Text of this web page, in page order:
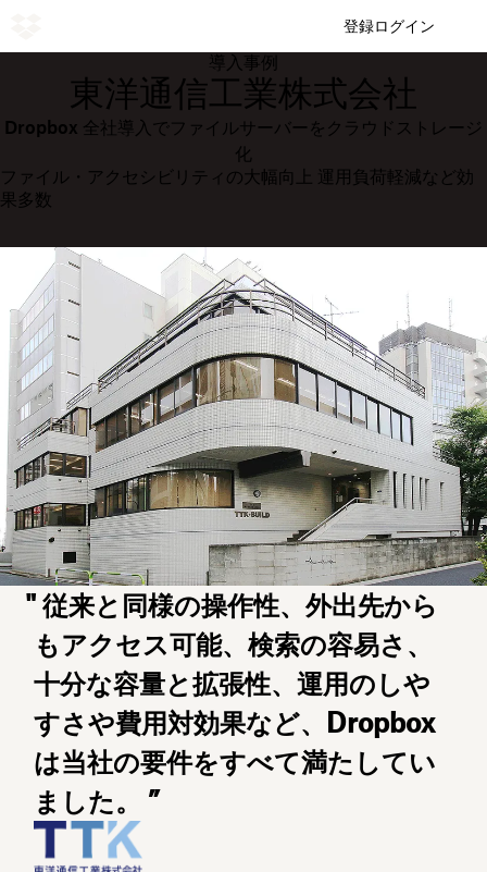
登録ログイン
導入事例
東洋通信工業株式会社
Dropbox 全社導入で ファイルサーバーをクラウドストレージ
化
ファイル・アクセシビリティの大幅向上 運用負荷軽減など効
果多数
" 従来と同様の操作性、外出先から
もアクセス可能、検索の容易さ、
十分な容量と拡張性、運用のしや
すさや費用対効果など、Dropbox
は当社の要件をすべて満たしてい
ました。 ”